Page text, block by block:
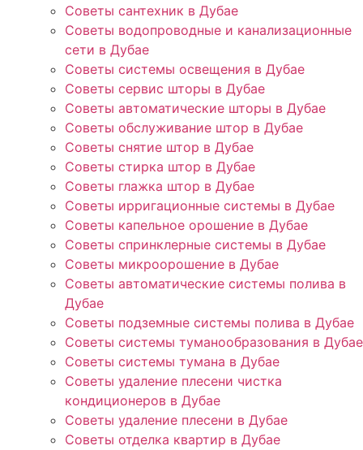
Советы сантехник в Дубае
Советы водопроводные и канализационные
сети в Дубае
Советы системы освещения в Дубае
Советы сервис шторы в Дубае
Советы автоматические шторы в Дубае
Советы обслуживание штор в Дубае
Советы снятие штор в Дубае
Советы стирка штор в Дубае
Советы глажка штор в Дубае
Советы ирригационные системы в Дубае
Советы капельное орошение в Дубае
Советы спринклерные системы в Дубае
Советы микроорошение в Дубае
Советы автоматические системы полива в
Дубае
Советы подземные системы полива в Дубае
Советы системы туманообразования в Дубае
Советы системы тумана в Дубае
Советы удаление плесени чистка
кондиционеров в Дубае
Советы удаление плесени в Дубае
Советы отделка квартир в Дубае